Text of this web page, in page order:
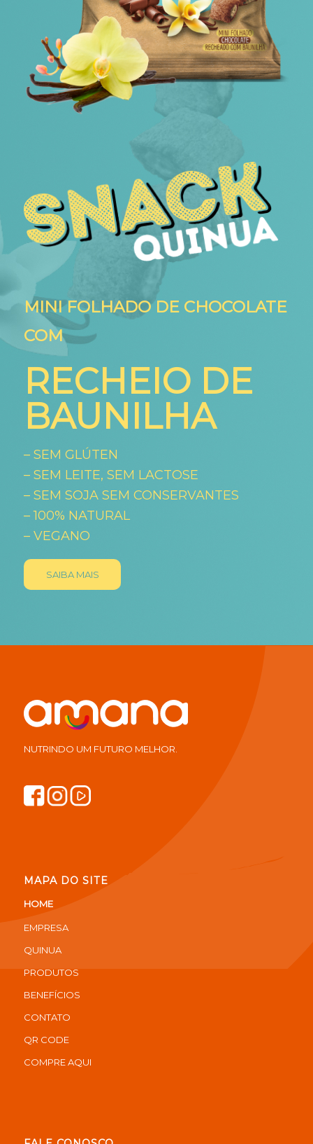
MINI FOLHADO DE CHOCOLATE
COM
RECHEIO DE
BAUNILHA
– SEM GLÚTEN
– SEM LEITE, SEM LACTOSE
– SEM SOJA SEM CONSERVANTES
– 100% NATURAL
– VEGANO
SAIBA MAIS
NUTRINDO UM FUTURO MELHOR.
MAPA DO SITE
HOME
EMPRESA
QUINUA
PRODUTOS
BENEFÍCIOS
CONTATO
QR CODE
COMPRE AQUI